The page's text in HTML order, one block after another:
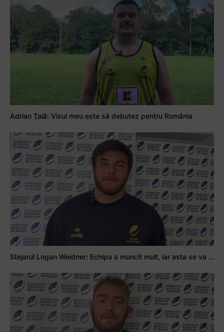
Adrian Țală: Visul meu este să debutez pentru România
Stejarul Logan Weidner: Echipa a muncit mult, iar asta se va vedea în meciurile de la Nations Cup